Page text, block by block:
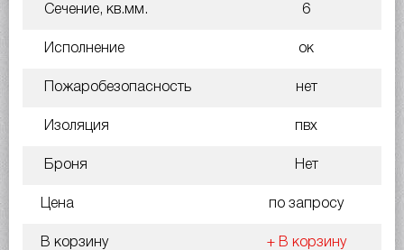
Сечение, кв.мм. 6
Исполнение ок
Пожаробезопасность нет
Изоляция пвх
Броня Нет
Цена по запросу
В корзину + В корзину